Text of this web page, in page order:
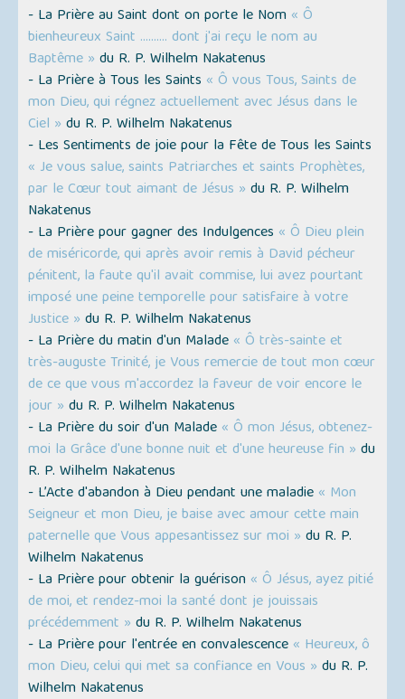
- La Prière au Saint dont on porte le Nom « Ô
bienheureux Saint ………. dont j'ai reçu le nom au
Baptême » du R. P. Wilhelm Nakatenus
- La Prière à Tous les Saints « Ô vous Tous, Saints de
mon Dieu, qui régnez actuellement avec Jésus dans le
Ciel » du R. P. Wilhelm Nakatenus
- Les Sentiments de joie pour la Fête de Tous les Saints
« Je vous salue, saints Patriarches et saints Prophètes,
par le Cœur tout aimant de Jésus » du R. P. Wilhelm
Nakatenus
- La Prière pour gagner des Indulgences « Ô Dieu plein
de miséricorde, qui après avoir remis à David pécheur
pénitent, la faute qu'il avait commise, lui avez pourtant
imposé une peine temporelle pour satisfaire à votre
Justice » du R. P. Wilhelm Nakatenus
- La Prière du matin d'un Malade « Ô très-sainte et
très-auguste Trinité, je Vous remercie de tout mon cœur
de ce que vous m'accordez la faveur de voir encore le
jour » du R. P. Wilhelm Nakatenus
- La Prière du soir d'un Malade « Ô mon Jésus, obtenez-
moi la Grâce d'une bonne nuit et d'une heureuse fin » du
R. P. Wilhelm Nakatenus
- L’Acte d'abandon à Dieu pendant une maladie « Mon
Seigneur et mon Dieu, je baise avec amour cette main
paternelle que Vous appesantissez sur moi » du R. P.
Wilhelm Nakatenus
- La Prière pour obtenir la guérison « Ô Jésus, ayez pitié
de moi, et rendez-moi la santé dont je jouissais
précédemment » du R. P. Wilhelm Nakatenus
- La Prière pour l'entrée en convalescence « Heureux, ô
mon Dieu, celui qui met sa confiance en Vous » du R. P.
Wilhelm Nakatenus